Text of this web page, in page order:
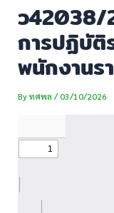
ว42038/
การปฏิบัติ
พนักงานร
Byทศพล/03/10/2026